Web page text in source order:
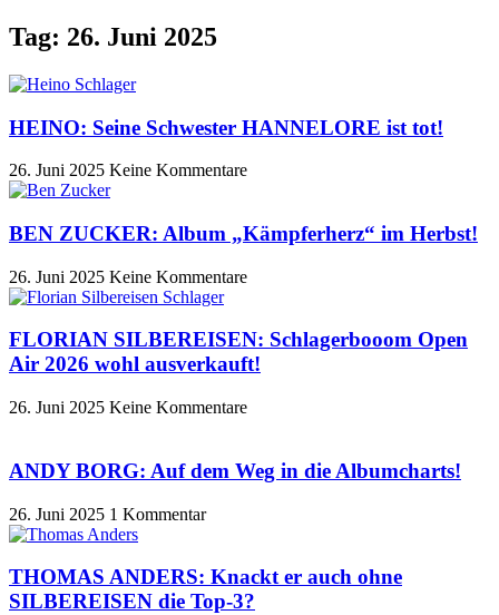
Tag: 26. Juni 2025
HEINO: Seine Schwester HANNELORE ist tot!
26. Juni 2025 Keine Kommentare
BEN ZUCKER: Album „Kämpferherz“ im Herbst!
26. Juni 2025 Keine Kommentare
FLORIAN SILBEREISEN: Schlagerbooom Open
Air 2026 wohl ausverkauft!
26. Juni 2025 Keine Kommentare
ANDY BORG: Auf dem Weg in die Albumcharts!
26. Juni 2025 1 Kommentar
THOMAS ANDERS: Knackt er auch ohne
SILBEREISEN die Top-3?